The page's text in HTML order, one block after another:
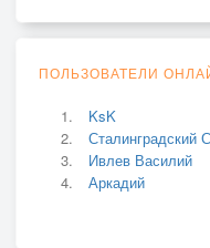
ПОЛЬЗОВАТЕЛИ
KsK
Сталинградский
Ивлев Василий
Аркадий